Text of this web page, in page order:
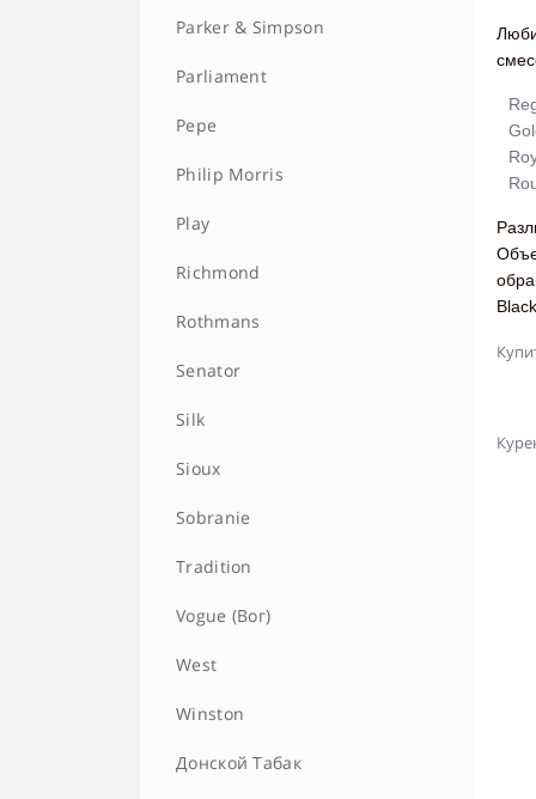
Parker & Simpson
Parliament
Pepe
Philip Morris
Play
Richmond
Rothmans
Senator
Silk
Sioux
Sobranie
Tradition
Vogue (Вог)
West
Winston
Донской Табак